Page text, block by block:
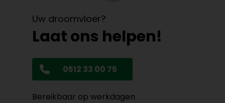
Uw droomvloer?
Laat ons helpen!
0512 33 00 75
Bereikbaar op werkdagen